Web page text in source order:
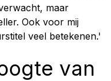
maar
Ook voor mij
veel betekenen.'
van